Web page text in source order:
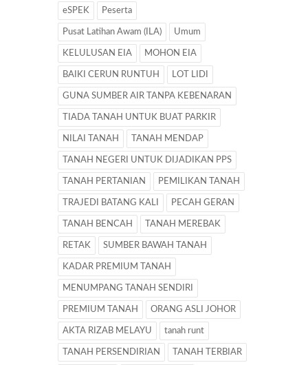
eSPEK Peserta
Pusat Latihan Awam (ILA) Umum
KELULUSAN EIA MOHON EIA
BAIKI CERUN RUNTUH LOT LIDI
GUNA SUMBER AIR TANPA KEBENARAN
TIADA TANAH UNTUK BUAT PARKIR
NILAI TANAH TANAH MENDAP
TANAH NEGERI UNTUK DIJADIKAN PPS
TANAH PERTANIAN PEMILIKAN TANAH
TRAJEDI BATANG KALI PECAH GERAN
TANAH BENCAH TANAH MEREBAK
RETAK SUMBER BAWAH TANAH
KADAR PREMIUM TANAH
MENUMPANG TANAH SENDIRI
PREMIUM TANAH ORANG ASLI JOHOR
AKTA RIZAB MELAYU tanah runt
TANAH PERSENDIRIAN TANAH TERBIAR